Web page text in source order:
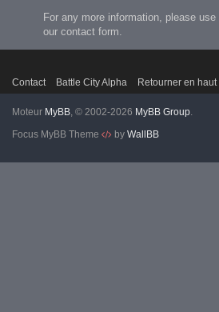
For any more information, please use
our contact form.
Contact Battle City Alpha Retourner en haut
Moteur MyBB, © 2002-2026 MyBB Group.
Focus MyBB Theme
by WallBB